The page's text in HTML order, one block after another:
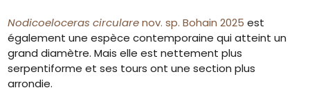
Nodicoeloceras circularenov. sp. Bohain 2025 est
également une espèce contemporaine qui atteint un
grand diamètre. Mais elle est nettement plus
serpentiforme et ses tours ont une section plus
arrondie.